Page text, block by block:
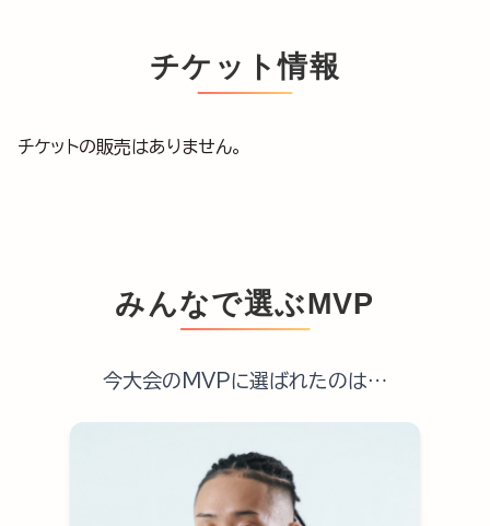
チケット情報
チケットの販売はありません。
みんなで選ぶMVP
今大会のMVPに選ばれたのは…